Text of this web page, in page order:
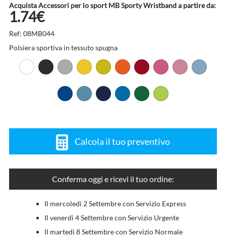
Acquista Accessori per lo sport MB Sporty Wristband a partire da:
1.74€
Ref: 08MB044
Polsiera sportiva in tessuto spugna
Calcola il tuo preventivo
Conferma oggi e ricevi il tuo ordine:
Il mercoledì 2 Settembre con Servizio Express
Il venerdì 4 Settembre con Servizio Urgente
Il martedì 8 Settembre con Servizio Normale